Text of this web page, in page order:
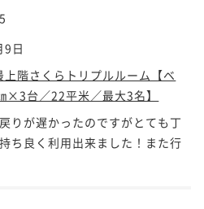
5
日
上階さくらトリプルルーム【ベ
×3台／22平米／最大3名】
りが遅かったのですがとても丁
ち良く利用出来ました！また行